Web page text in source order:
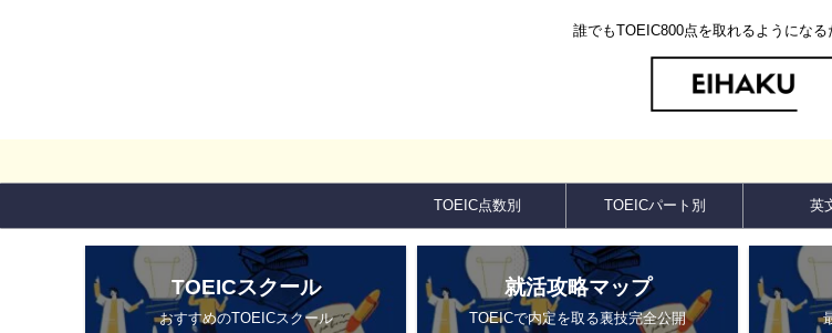
誰でもTOEIC800点を取れるようにな
TOEIC点数別 TOEICパート別 英
TOEICスクール
おすすめのTOEICスクール
就活攻略マップ
TOEICで内定を取る裏技完全公開